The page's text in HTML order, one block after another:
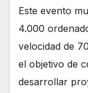
Este evento
4.000
velocidad de
el objetivo de
desarrollar